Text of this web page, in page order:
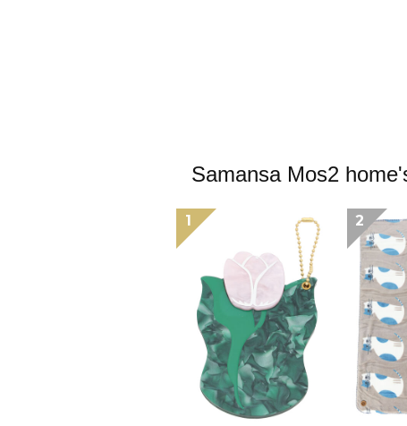
Samansa Mos2
1 2